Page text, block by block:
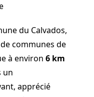
du Calvados,
communes de
à environ 6 km
un
apprécié